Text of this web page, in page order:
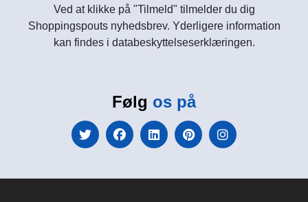
Ved at klikke på "Tilmeld" tilmelder du dig
Shoppingspouts nyhedsbrev. Yderligere information
kan findes i databeskyttelseserklæringen.
Følg os på